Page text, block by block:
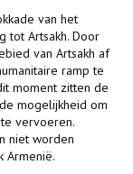
van het
tot Artsakh. Door
van Artsakh af
ramp te
moment zitten de
mogelijkheid om
vervoeren.
niet worden
Armenië.